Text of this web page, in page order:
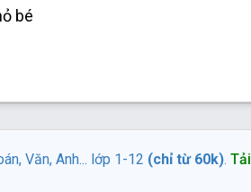
bé
Văn, Anh... lớp 1-12 (chỉ từ 60k). Tải